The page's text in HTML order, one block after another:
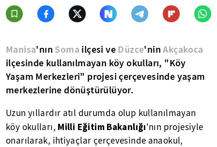
Manisa'nın Soma ilçesi veDüzce'ninAkçakoca
ilçesinde kullanılmayan köy okulları, "Köy
Yaşam Merkezleri" projesi çerçevesinde yaşam
merkezlerine dönüştürülüyor.
Uzun yıllardır atıl durumda olup kullanılmayan
köy okulları, Milli Eğitim Bakanlığı'nın projesiyle
onarılarak, ihtiyaçlar çerçevesinde anaokul,